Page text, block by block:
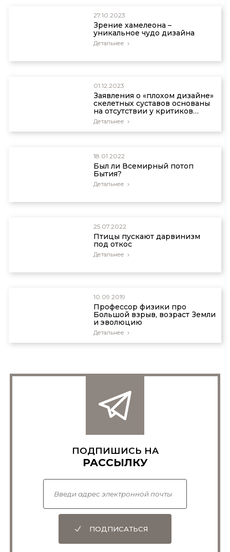
27.10.2023
Зрение хамелеона –
уникальное чудо дизайна
Детальнее
01.12.2023
Заявления о «плохом дизайне»
скелетных суставов основаны
на отсутствии у критиков
инженерных знаний
Детальнее
18.01.2022
Был ли Всемирный потоп
Бытия?
Детальнее
25.07.2022
Птицы пускают дарвинизм
под откос
Детальнее
10.09.2019
Профессор физики про
Большой взрыв, возраст Земли
и эволюцию
Детальнее
ПОДПИШИСЬ НА
РАССЫЛКУ
ПОДПИСАТЬСЯ